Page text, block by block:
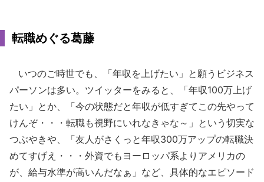
転職めぐる葛藤
いつのご時世でも、「年収を上げたい」と願うビジネス
パーソンは多い。ツイッターをみると、「年収100万上げ
たい」とか、「今の状態だと年収が低すぎてこの先やって
けんぞ・・・転職も視野にいれなきゃな～」という切実な
つぶやきや、「友人がさくっと年収300万アップの転職決
めてすげえ・・・外資でもヨーロッパ系よりアメリカの
が、給与水準が高いんだなぁ」など、具体的なエピソード